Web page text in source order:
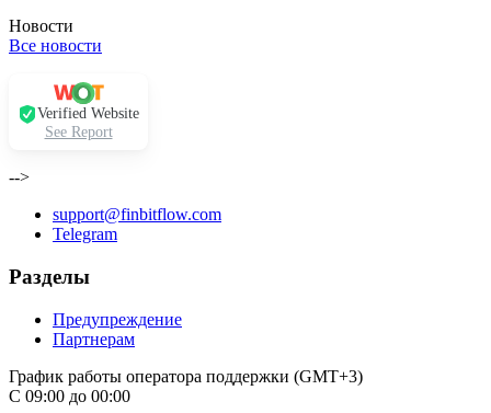
Новости
Все новости
Verified Website
See Report
-->
support@finbitflow.com
Telegram
Разделы
Предупреждение
Партнерам
График работы оператора поддержки (GMT+3)
С 09:00 до 00:00